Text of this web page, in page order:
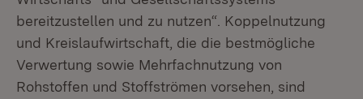
bereitzustellen und zu nutzen“. Koppelnutzung
und Kreislaufwirtschaft, die die bestmögliche
Verwertung sowie Mehrfachnutzung von
Rohstoffen und Stoffströmen vorsehen, sind